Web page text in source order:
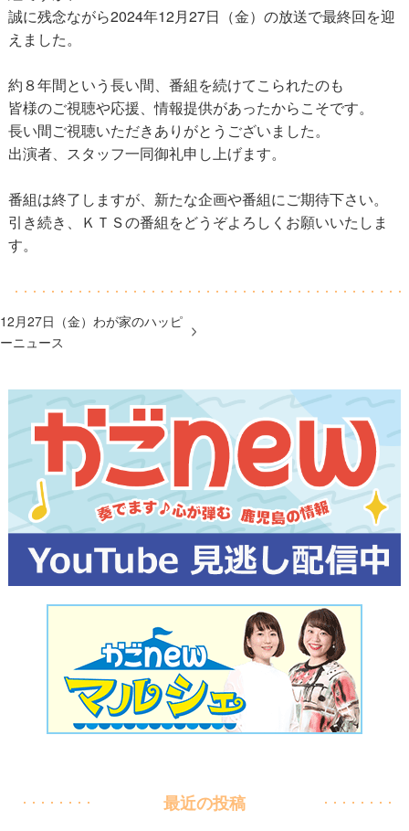
誠に残念ながら2024年12月27日（金）の放送で最終回を迎
えました。
約８年間という長い間、番組を続けてこられたのも
皆様のご視聴や応援、情報提供があったからこそです。
長い間ご視聴いただきありがとうございました。
出演者、スタッフ一同御礼申し上げます。
番組は終了しますが、新たな企画や番組にご期待下さい。
引き続き、ＫＴＳの番組をどうぞよろしくお願いいたしま
す。
12月27日（金）わが家のハッピ
ーニュース
最近の投稿